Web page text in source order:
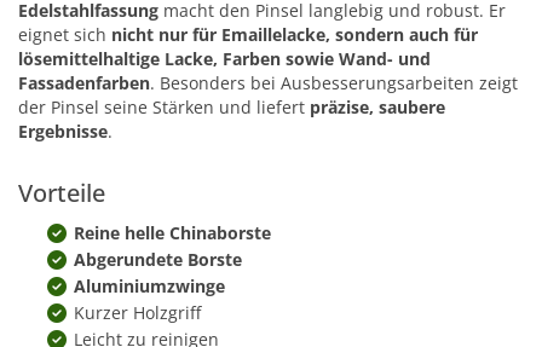
Edelstahlfassung macht den Pinsel langlebig und robust. Er
eignet sich nicht nur für Emaillelacke, sondern auch für
lösemittelhaltige Lacke, Farben sowie Wand- und
Fassadenfarben. Besonders bei Ausbesserungsarbeiten zeigt
der Pinsel seine Stärken und liefert präzise, saubere
Ergebnisse.
Vorteile
Reine helle Chinaborste
Abgerundete Borste
Aluminiumzwinge
Kurzer Holzgriff
Leicht zu reinigen